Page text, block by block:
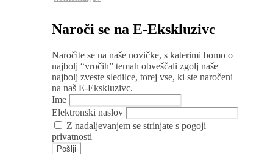
Naroči se na E-Ekskluzivc
Naročite se na naše novičke, s katerimi bomo o
najbolj “vročih” temah obveščali zgolj naše
najbolj zveste sledilce, torej vse, ki ste naročeni
na naš E-Ekskluzivc.
Ime
Elektronski naslov
Z nadaljevanjem se strinjate s pogoji
privatnosti